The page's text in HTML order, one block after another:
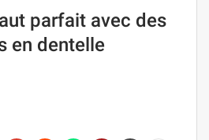
parfait avec des
en dentelle